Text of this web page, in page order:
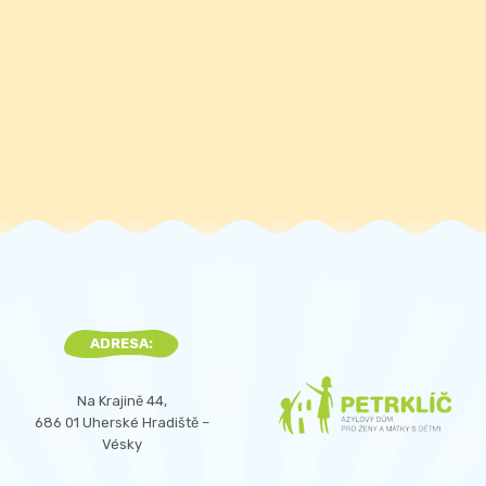
ADRESA:
Na Krajině 44,
686 01 Uherské Hradiště –
Vésky